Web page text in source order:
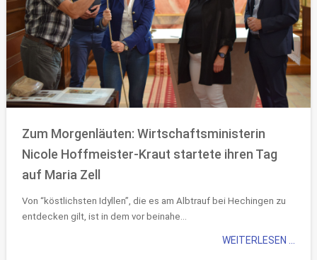
Zum Morgenläuten: Wirtschaftsministerin
Nicole Hoffmeister-Kraut startete ihren Tag
auf Maria Zell
Von “köstlichsten Idyllen”, die es am Albtrauf bei Hechingen zu
entdecken gilt, ist in dem vor beinahe...
WEITERLESEN ...